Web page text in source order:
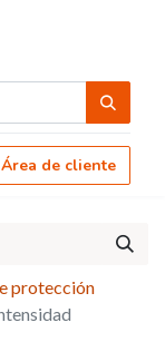
Área de cliente
protección